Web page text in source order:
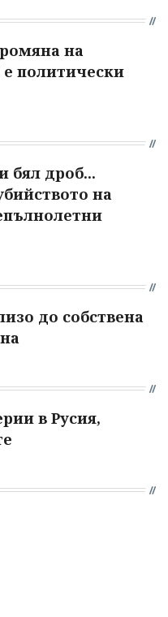
на
политически
бял дроб...
на
до собствена
в Русия,